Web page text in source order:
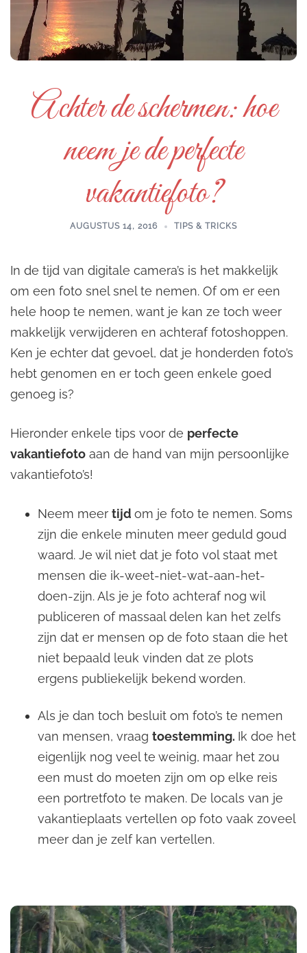
Achter de schermen: hoe
neem je de perfecte
vakantiefoto?
AUGUSTUS 14, 2016 TIPS & TRICKS
In de tijd van digitale camera’s is het makkelijk
om een foto snel snel te nemen. Of om er een
hele hoop te nemen, want je kan ze toch weer
makkelijk verwijderen en achteraf fotoshoppen.
Ken je echter dat gevoel, dat je honderden foto’s
hebt genomen en er toch geen enkele goed
genoeg is?
Hieronder enkele tips voor de perfecte
vakantiefoto aan de hand van mijn persoonlijke
vakantiefoto’s!
Neem meer tijd om je foto te nemen. Soms
zijn die enkele minuten meer geduld goud
waard. Je wil niet dat je foto vol staat met
mensen die ik-weet-niet-wat-aan-het-
doen-zijn. Als je je foto achteraf nog wil
publiceren of massaal delen kan het zelfs
zijn dat er mensen op de foto staan die het
niet bepaald leuk vinden dat ze plots
ergens publiekelijk bekend worden.
Als je dan toch besluit om foto’s te nemen
van mensen, vraag toestemming. Ik doe het
eigenlijk nog veel te weinig, maar het zou
een must do moeten zijn om op elke reis
een portretfoto te maken. De locals van je
vakantieplaats vertellen op foto vaak zoveel
meer dan je zelf kan vertellen.